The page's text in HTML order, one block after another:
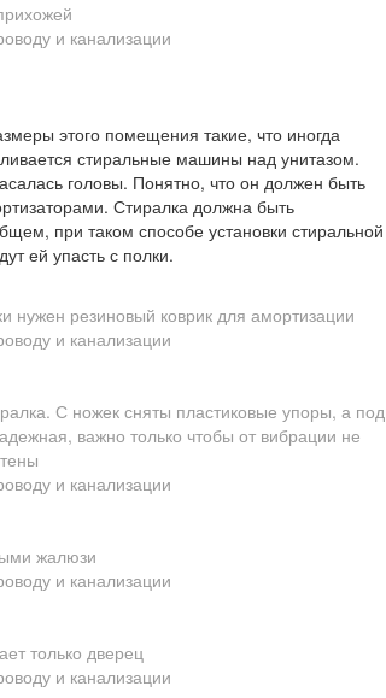
этого помещения такие, что иногда
стиральные машины над унитазом.
головы. Понятно, что он должен быть
Стиралка должна быть
при таком способе установки стиральной
ей упасть с полки.
нужен резиновый коврик для амортизации
С ножек сняты пластиковые упоры, а под
важно только чтобы от вибрации не
жалюзи
только дверец